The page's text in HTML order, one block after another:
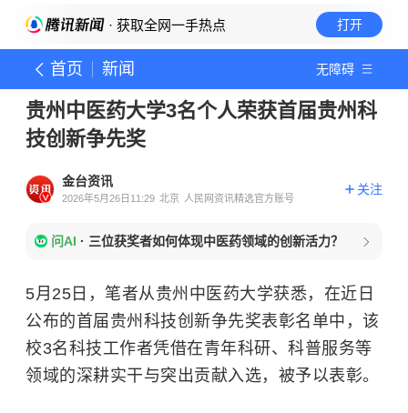
· 获取全网一手热点 打开
首页 新闻 无障碍
贵州中医药大学3名个人荣获首届贵州科
技创新争先奖
金台资讯
2026年5月26日11:29 北京 人民网资讯精选官方账号
关注
问AI · 三位获奖者如何体现中医药领域的创新活力？
5月25日，笔者从贵州中医药大学获悉，在近日
公布的首届贵州科技创新争先奖表彰名单中，该
校3名科技工作者凭借在青年科研、科普服务等
领域的深耕实干与突出贡献入选，被予以表彰。